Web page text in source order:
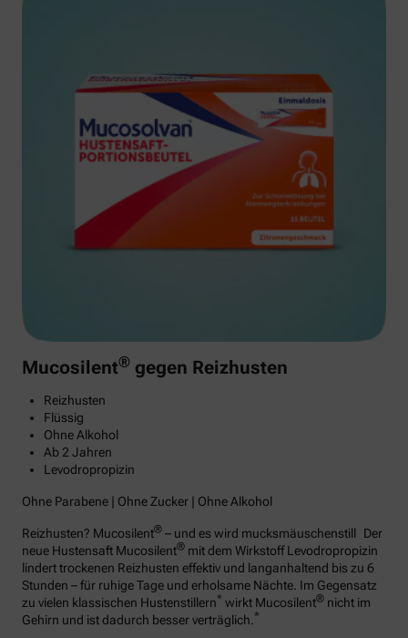
Mucosilent® gegen Reizhusten
Reizhusten
Flüssig
Ohne Alkohol
Ab 2 Jahren
Levodropropizin
Ohne Parabene | Ohne Zucker | Ohne Alkohol
Reizhusten? Mucosilent® – und es wird mucksmäuschenstill Der
neue Hustensaft Mucosilent® mit dem Wirkstoff Levodropropizin
lindert trockenen Reizhusten effektiv und langanhaltend bis zu 6
Stunden – für ruhige Tage und erholsame Nächte. Im Gegensatz
zu vielen klassischen Hustenstillern* wirkt Mucosilent® nicht im
Gehirn und ist dadurch besser verträglich. *